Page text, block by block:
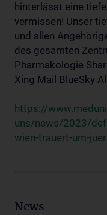
hinterlässt eine
vermissen! Unser
und allen
des gesamten
Pharmakologie
Xing Mail BlueSky
https://
uns/news/2023/
wien-trauert-um-
News